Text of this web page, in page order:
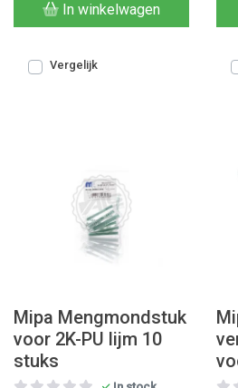
In winkelwagen
Vergelijk
Mipa Mengmondstuk
voor 2K-PU lijm 10
stuks